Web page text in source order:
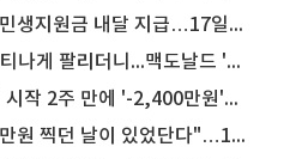
이더리움 클래식 9,185( 0.66%
영동군, 2차 민생지원금 내달 지급…17일부터 신청 접수
'100만개' 불티나게 팔리더니...맥도날드 '충주찰옥수수버거' 돌연 판매 종료
김원훈, 주식 시작 2주 만에 '-2,400만원'…"차 한 대 값 날렸다"
"하닉이 298만원 찍던 날이 있었단다"…100만 클릭 '전래동화' 정체